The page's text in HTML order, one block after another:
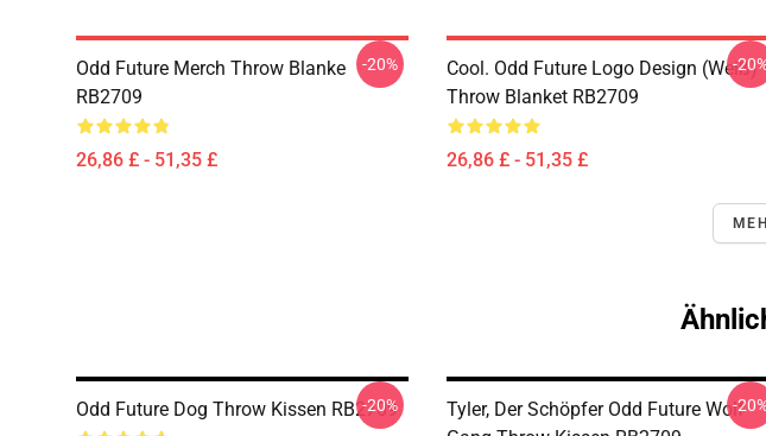
Odd Future Merch Throw Blanke
RB2709
26,86 £ - 51,35 £
-20%
Cool. Odd Future Logo Design (weiß)
Throw Blanket RB2709
26,86 £ - 51,35 £
-
Odd Future Dog Throw Kissen RB2709
-20%
Tyler, Der Schöpfer Odd Future Wolf
-